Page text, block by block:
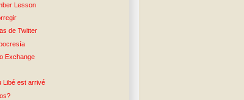
Lesson
de Twitter
Exchange
Libé est arrivé